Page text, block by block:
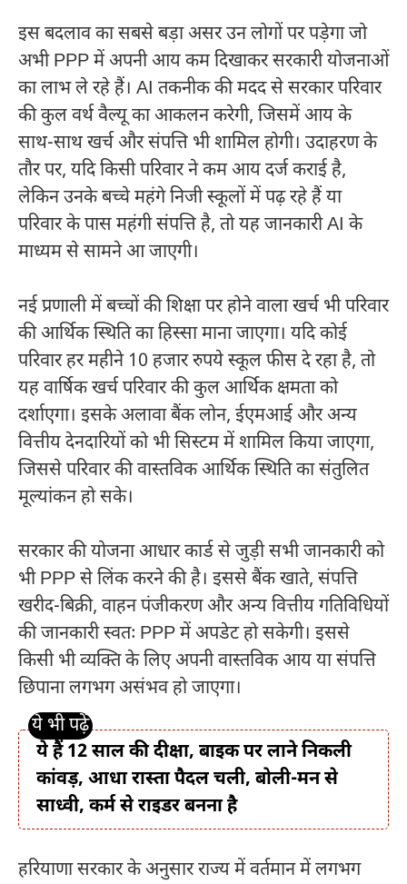
इस बदलाव का सबसे बड़ा असर उन लोगों पर पड़ेगा जो
अभी PPP में अपनी आय कम दिखाकर सरकारी योजनाओं
का लाभ ले रहे हैं। AI तकनीक की मदद से सरकार परिवार
की कुल वर्थ वैल्यू का आकलन करेगी, जिसमें आय के
साथ-साथ खर्च और संपत्ति भी शामिल होगी। उदाहरण के
तौर पर, यदि किसी परिवार ने कम आय दर्ज कराई है,
लेकिन उनके बच्चे महंगे निजी स्कूलों में पढ़ रहे हैं या
परिवार के पास महंगी संपत्ति है, तो यह जानकारी AI के
माध्यम से सामने आ जाएगी।
नई प्रणाली में बच्चों की शिक्षा पर होने वाला खर्च भी परिवार
की आर्थिक स्थिति का हिस्सा माना जाएगा। यदि कोई
परिवार हर महीने 10 हजार रुपये स्कूल फीस दे रहा है, तो
यह वार्षिक खर्च परिवार की कुल आर्थिक क्षमता को
दर्शाएगा। इसके अलावा बैंक लोन, ईएमआई और अन्य
वित्तीय देनदारियों को भी सिस्टम में शामिल किया जाएगा,
जिससे परिवार की वास्तविक आर्थिक स्थिति का संतुलित
मूल्यांकन हो सके।
सरकार की योजना आधार कार्ड से जुड़ी सभी जानकारी को
भी PPP से लिंक करने की है। इससे बैंक खाते, संपत्ति
खरीद-बिक्री, वाहन पंजीकरण और अन्य वित्तीय गतिविधियों
की जानकारी स्वतः PPP में अपडेट हो सकेगी। इससे
किसी भी व्यक्ति के लिए अपनी वास्तविक आय या संपत्ति
छिपाना लगभग असंभव हो जाएगा।
ये हैं 12 साल की दीक्षा, बाइक पर लाने निकली
कांवड़, आधा रास्ता पैदल चली, बोली-मन से
साध्वी, कर्म से राइडर बनना है
हरियाणा सरकारके अनुसार राज्य में वर्तमान में लगभग